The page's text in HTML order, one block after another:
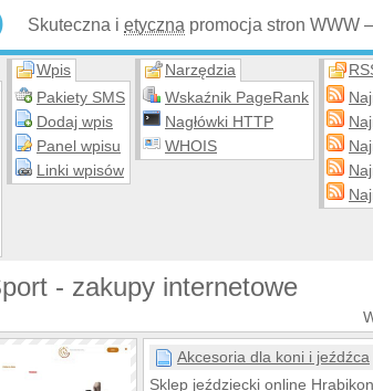
Skuteczna i etyczna promocja stron WWW –
Wpis
Pakiety SMS
Dodaj wpis
Panel wpisu
Linki wpisów
Narzędzia
Wskaźnik PageRank
Nagłówki HTTP
WHOIS
- zakupy internetowe
Akcesoria dla koni i jeźdźca
Sklep jeździecki online